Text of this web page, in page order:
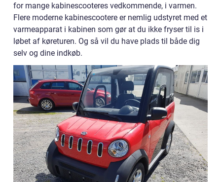
for mange kabinescooteres vedkommende, i varmen.
Flere moderne kabinescootere er nemlig udstyret med et
varmeapparat i kabinen som gør at du ikke fryser til is i
løbet af køreturen. Og så vil du have plads til både dig
selv og dine indkøb.